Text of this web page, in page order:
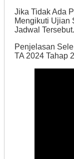
Jika Tidak Ada
Mengikuti Ujian
Jadwal Tersebut.
Penjelasan
TA 2024 Tahap